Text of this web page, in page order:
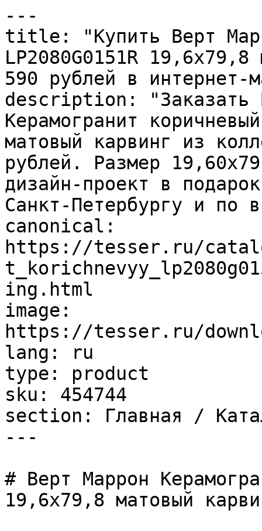
---
title: "Купить Верт
LP2080G0151R
590 рублей в интернет-
description: "Заказать
Керамогранит
матовый карвинг из
рублей. Размер
дизайн-проект в
Санкт-Петербургу и по
canonical:
https://tesser.ru/
ing.html
image:
https://tesser.ru/
lang: ru
type: product
sku: 454744
section: Главная /
---
# Верт Маррон
19,6х79,8 матовый